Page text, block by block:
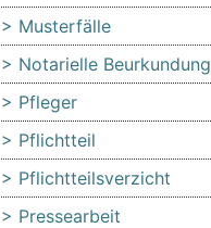
Musterfälle
Notarielle Beurkundung
Pfleger
Pflichtteil
Pflichtteilsverzicht
Pressearbeit